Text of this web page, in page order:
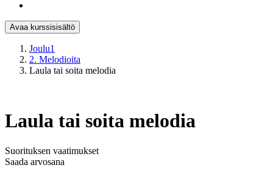
Avaa kurssisisältö
Joulu1
2. Melodioita
Laula tai soita melodia
Laula tai soita melodia
Suorituksen vaatimukset
Saada arvosana